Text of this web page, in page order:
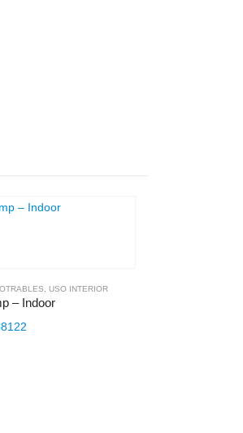
USO INTERIOR
– Indoor